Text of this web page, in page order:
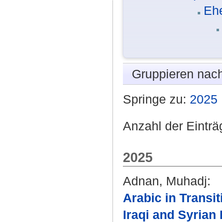
Gruppieren
Springe zu: 2025
Anzahl der
2025
Adnan, Muhadj:
Arabic in
Iraqi and Syrian